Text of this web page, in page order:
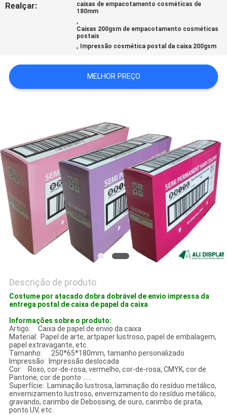
UMAS
MAPA
DO
PRIVACY
POLICY
Realçar:
caixas de empacotamento cosméticas de
180mm
,
Caixas 200gsm de empacotamento cosméticas
postais
, Impressão cosmética postal da caixa 200gsm
MELHOR PREÇO
Descrição de produto
Costume por atacado dobra dobrável de envio impressa da
entrega postal de caixa de papel da caixa
Informações sobre o produto:
Artigo: Caixa de papel de envio da caixa
Material: Papel de arte, artpaper lustroso, papel de embalagem,
papel extravagante, etc.
Tamanho: 250*65*180mm, tamanho personalizado
Impressão: Impressão deslocada
Cor: Roxo, cor-de-rosa, vermelho, cor-de-rosa, CMYK, cor de
Pantone, cor de ponto ......
Superfície: Laminação lustrosa, laminação do resíduo metálico,
envernizamento lustroso, envernizamento do resíduo metálico,
gravando, carimbo de Debossing, de ouro, carimbo de prata,
ponto UV, etc.